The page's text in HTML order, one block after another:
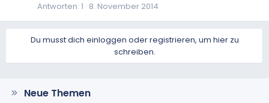
Antworten 1 8. November 2014
Du musst dich einloggen oder registrieren, um hier zu
schreiben.
Neue Themen